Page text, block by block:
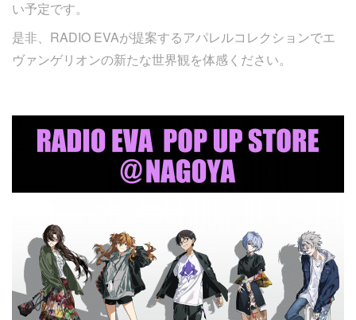
い予定です。
是非、RADIO EVAが提案するアパレルコレクションでエ
ヴァンゲリオンの新たな世界観を体感ください。